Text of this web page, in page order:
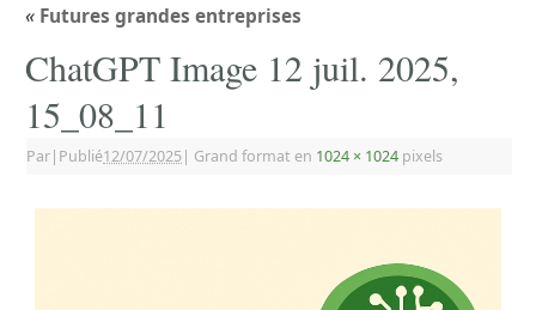
« Futures grandes entreprises
ChatGPT Image 12 juil. 2025,
15_08_11
Par| Publié12/07/2025| Grand format en 1024 × 1024 pixels